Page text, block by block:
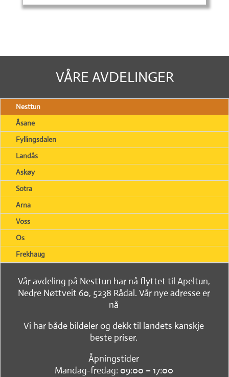
VÅRE AVDELINGER
Nesttun
Åsane
Fyllingsdalen
Landås
Askøy
Sotra
Arna
Voss
Os
Frekhaug
Vår avdeling på Nesttun har nå flyttet til Apeltun,
Nedre Nøttveit 60, 5238 Rådal. Vår nye adresse er
nå
Vi har både bildeler og dekk til landets kanskje
beste priser.
Åpningstider
Mandag-fredag: 09:00 – 17:00